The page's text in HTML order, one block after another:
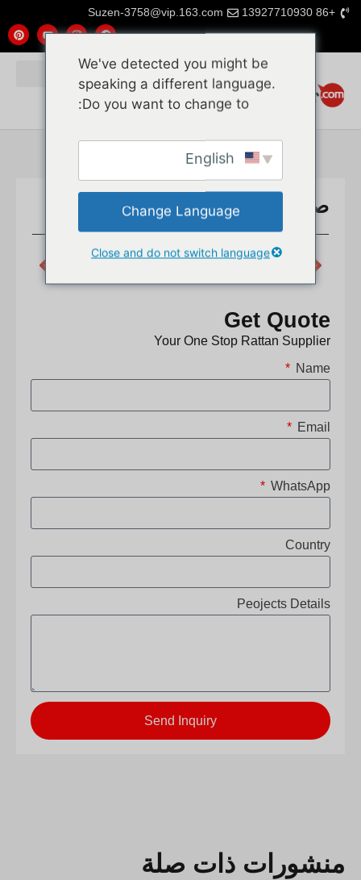
+86 13927710930
Suzen-3758@vip.163.com
صفائح شبكة القصب البلاستيكية
PREVIOUS
Get Quote
Your One Stop Rattan Supplier
Name
Email
WhatsApp
Country
Peojects Details
Send Inquiry
منشورات ذات صلة
We've detected you might be
speaking a different language.
Do you want to change to:
Change Language
Close and do not switch language